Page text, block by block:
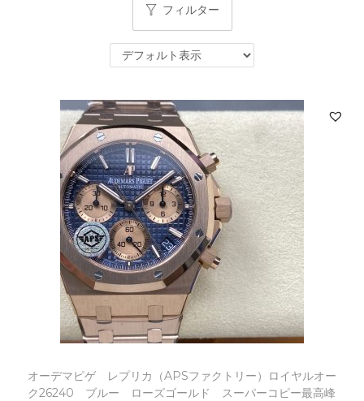
フィルター
オーデマピゲ レプリカ（APSファクトリー）ロイヤルオー
ク26240 ブルー ローズゴールド スーパーコピー最高峰